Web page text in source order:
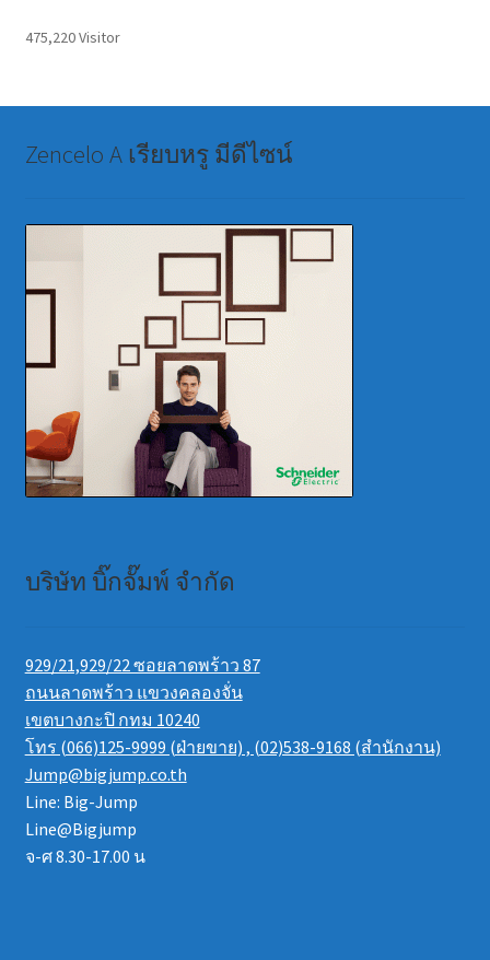
475,220 Visitor
Zencelo A เรียบหรู มีดีไซน์
บริษัท บิ๊กจั๊มพ์ จำกัด
929/21,929/22 ซอยลาดพร้าว 87
ถนนลาดพร้าว แขวงคลองจั่น
เขตบางกะปิ กทม 10240
โทร (066)125-9999 (ฝ่ายขาย) , (02)538-9168 (สำนักงาน)
Jump@bigjump.co.th
Line: Big-Jump
Line@Bigjump
จ-ศ 8.30-17.00 น